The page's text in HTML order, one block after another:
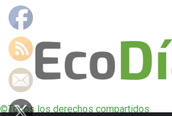
©Todos los derechos compartidos